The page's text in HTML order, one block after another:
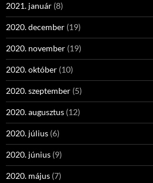
2021. január (8)
2020. december (19)
2020. november (19)
2020. október (10)
2020. szeptember (5)
2020. augusztus (12)
2020. július (6)
2020. június (9)
2020. május (7)